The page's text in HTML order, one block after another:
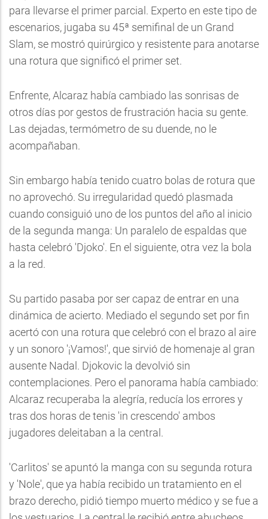
para llevarse el primer parcial. Experto en este tipo de
escenarios, jugaba su 45ª semifinal de un Grand
Slam, se mostró quirúrgico y resistente para anotarse
una rotura que significó el primer set.
Enfrente, Alcaraz había cambiado las sonrisas de
otros días por gestos de frustración hacia su gente.
Las dejadas, termómetro de su duende, no le
acompañaban.
Sin embargo había tenido cuatro bolas de rotura que
no aprovechó. Su irregularidad quedó plasmada
cuando consiguió uno de los puntos del año al inicio
de la segunda manga: Un paralelo de espaldas que
hasta celebró 'Djoko'. En el siguiente, otra vez la bola
a la red.
Su partido pasaba por ser capaz de entrar en una
dinámica de acierto. Mediado el segundo set por fin
acertó con una rotura que celebró con el brazo al aire
y un sonoro '¡Vamos!', que sirvió de homenaje al gran
ausente Nadal. Djokovic la devolvió sin
contemplaciones. Pero el panorama había cambiado:
Alcaraz recuperaba la alegría, reducía los errores y
tras dos horas de tenis 'in crescendo' ambos
jugadores deleitaban a la central.
'Carlitos' se apuntó la manga con su segunda rotura
y 'Nole', que ya había recibido un tratamiento en el
brazo derecho, pidió tiempo muerto médico y se fue a